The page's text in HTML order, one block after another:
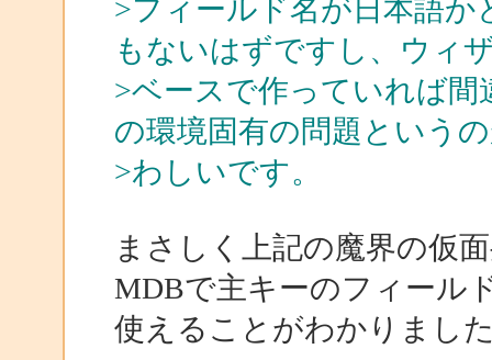
>フィールド名が日本語
もないはずですし、ウィ
>ベースで作っていれば
の環境固有の問題という
>わしいです。
まさしく上記の魔界の仮
MDBで主キーのフィール
使えることがわかりまし